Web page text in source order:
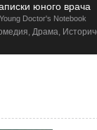
юного врача
Doctor's Notebook
Драма,